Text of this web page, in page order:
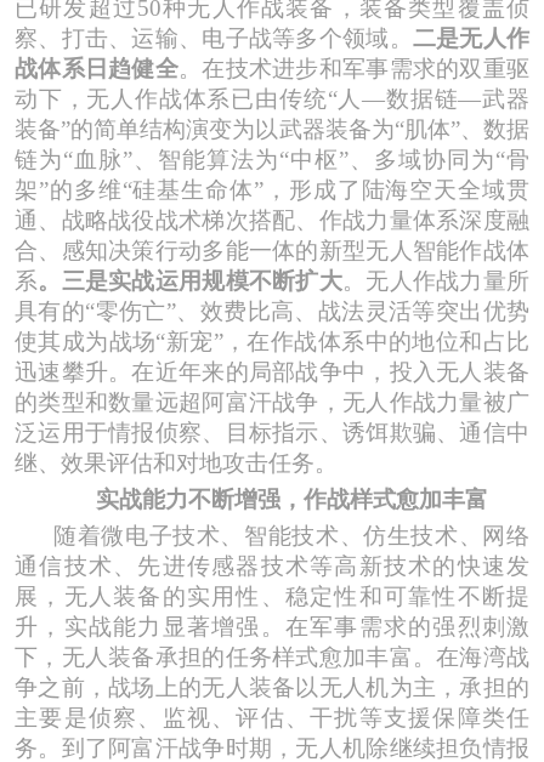
已研发超过50种无人作战装备，装备类型覆盖侦
察、打击、运输、电子战等多个领域。 二是无人作
战体系日趋健全。在技术进步和军事需求的双重驱
动下，无人作战体系已由传统“人—数据链—武器
装备”的简单结构演变为以武器装备为“肌体”、数据
链为“血脉”、智能算法为“中枢”、多域协同为“骨
架”的多维“硅基生命体”，形成了陆海空天全域贯
通、战略战役战术梯次搭配、作战力量体系深度融
合、感知决策行动多能一体的新型无人智能作战体
系。三是实战运用规模不断扩大。无人作战力量所
具有的“零伤亡”、效费比高、战法灵活等突出优势
使其成为战场“新宠”，在作战体系中的地位和占比
迅速攀升。在近年来的局部战争中，投入无人装备
的类型和数量远超阿富汗战争，无人作战力量被广
泛运用于情报侦察、目标指示、诱饵欺骗、通信中
继、效果评估和对地攻击任务。
实战能力不断增强， 作战样式愈加丰富
随着微电子技术、智能技术、仿生技术、网络
通信技术、先进传感器技术等高新技术的快速发
展，无人装备的实用性、稳定性和可靠性不断提
升，实战能力显著增强。在军事需求的强烈刺激
下，无人装备承担的任务样式愈加丰富。在海湾战
争之前，战场上的无人装备以无人机为主，承担的
主要是侦察、监视、评估、干扰等支援保障类任
务。到了阿富汗战争时期，无人机除继续担负情报